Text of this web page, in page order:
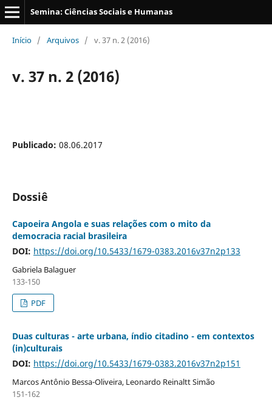
Semina: Ciências Sociais e Humanas
Início / Arquivos / v. 37 n. 2 (2016)
v. 37 n. 2 (2016)
Publicado: 08.06.2017
Dossiê
Capoeira Angola e suas relações com o mito da
democracia racial brasileira
DOI: https://doi.org/10.5433/1679-0383.2016v37n2p133
Gabriela Balaguer
133-150
PDF
Duas culturas - arte urbana, índio citadino - em contextos
(in)culturais
DOI: https://doi.org/10.5433/1679-0383.2016v37n2p151
Marcos Antônio Bessa-Oliveira, Leonardo Reinaltt Simão
151-162